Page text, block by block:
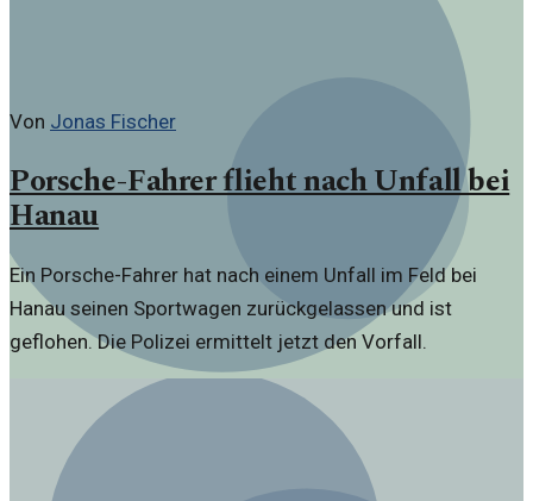
Von Jonas Fischer
Porsche-Fahrer flieht nach Unfall bei
Hanau
Ein Porsche-Fahrer hat nach einem Unfall im Feld bei
Hanau seinen Sportwagen zurückgelassen und ist
geflohen. Die Polizei ermittelt jetzt den Vorfall.